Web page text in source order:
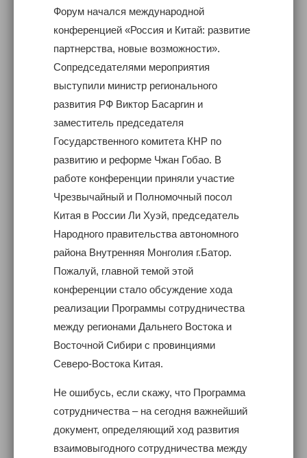
Форум начался международной
конференцией «Россия и Китай: развитие
партнерства, новые возможности».
Сопредседателями мероприятия
выступили министр регионального
развития РФ Виктор Басаргин и
заместитель председателя
Государственного комитета КНР по
развитию и реформе Чжан Гобао. В
работе конференции приняли участие
Чрезвычайный и Полномочный посол
Китая в России Ли Хуэй, председатель
Народного правительства автономного
района Внутренняя Монголия г.Батор.
Пожалуй, главной темой этой
конференции стало обсуждение хода
реализации Программы сотрудничества
между регионами Дальнего Востока и
Восточной Сибири с провинциями
Северо-Востока Китая.
Не ошибусь, если скажу, что Программа
сотрудничества – на сегодня важнейший
документ, определяющий ход развития
взаимовыгодного сотрудничества между